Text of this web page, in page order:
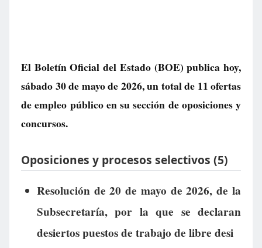
El Boletín Oficial del Estado (BOE) publica hoy,
sábado 30 de mayo de 2026, un total de 11 ofertas
de empleo públicoen su sección de oposiciones y
concursos.
Oposiciones y procesos selectivos (5)
Resolución de 20 de mayo de 2026, de la
Subsecretaría, por la que se declaran
desiertos puestos de trabajo de libre desi